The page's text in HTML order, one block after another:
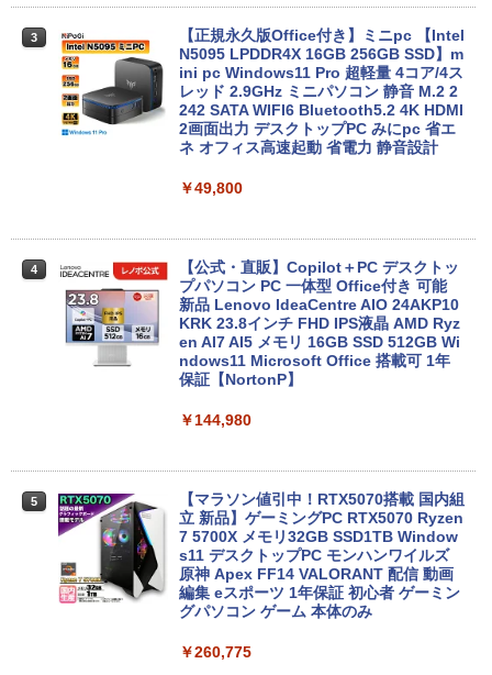
3
【正規永久版Office付き】ミニpc 【Intel
N5095 LPDDR4X 16GB 256GB SSD】m
ini pc Windows11 Pro 超軽量 4コア/4ス
レッド 2.9GHz ミニパソコン 静音 M.2 2
242 SATA WIFI6 Bluetooth5.2 4K HDMI
2画面出力 デスクトップPC みにpc 省エ
ネ オフィス高速起動 省電力 静音設計
￥49,800
4
【公式・直販】Copilot＋PC デスクトッ
プパソコン PC 一体型 Office付き 可能
新品 Lenovo IdeaCentre AIO 24AKP10
KRK 23.8インチ FHD IPS液晶 AMD Ryz
en AI7 AI5 メモリ 16GB SSD 512GB Wi
ndows11 Microsoft Office 搭載可 1年
保証【NortonP】
￥144,980
5
【マラソン値引中！RTX5070搭載 国内組
立 新品】ゲーミングPC RTX5070 Ryzen
7 5700X メモリ32GB SSD1TB Window
s11 デスクトップPC モンハンワイルズ
原神 Apex FF14 VALORANT 配信 動画
編集 eスポーツ 1年保証 初心者 ゲーミン
グパソコン ゲーム 本体のみ
￥260,775